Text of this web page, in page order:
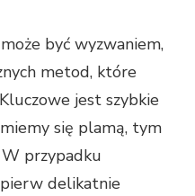
być wyzwaniem,
metod, które
jest szybkie
się plamą, tym
przypadku
delikatnie